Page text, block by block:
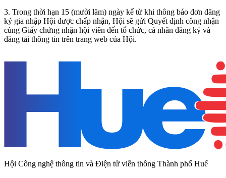
3. Trong thời hạn 15 (mười lăm) ngày kể từ khi thông báo đơn đăng
ký gia nhập Hội được chấp nhận, Hội sẽ gửi Quyết định công nhận
cùng Giấy chứng nhận hội viên đến tổ chức, cá nhân đăng ký và
đăng tải thông tin trên trang web của Hội.
Hội Công nghệ thông tin và Điện tử viễn thông Thành phố Huế